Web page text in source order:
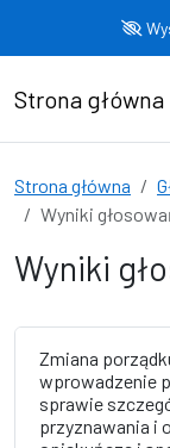
Strona główna
Strona główna
Wyniki
Wyniki
Zmiana
wprowadzenie
sprawie
przyznawania i